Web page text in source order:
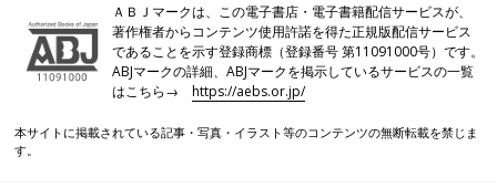
ＡＢＪマークは、この電子書店・電子書籍配信サービスが、
著作権者からコンテンツ使用許諾を得た正規版配信サービス
であることを示す登録商標（登録番号 第11091000号）です。
ABJマークの詳細、ABJマークを掲示しているサービスの一覧
はこちら→https://aebs.or.jp/
本サイトに掲載されている記事・写真・イラスト等のコンテンツの無断転載を禁じま
す。